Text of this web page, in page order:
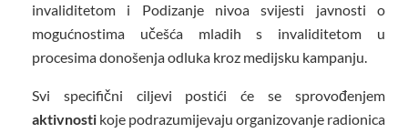
invaliditetom i Podizanje nivoa svijesti javnosti o
mogućnostima učešća mladih s invaliditetom u
procesima donošenja odluka kroz medijsku kampanju.
Svi specifični ciljevi postići će se sprovođenjem
aktivnosti koje podrazumijevaju organizovanje radionica